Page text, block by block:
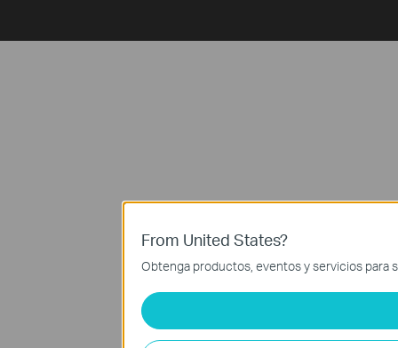
From United States?
Obtenga productos, eventos y servicios para